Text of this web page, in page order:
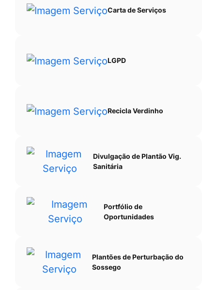
Carta de Serviços
LGPD
Recicla Verdinho
Divulgação de Plantão Vig.
Sanitária
Portfólio de
Oportunidades
Plantões de Perturbação do
Sossego